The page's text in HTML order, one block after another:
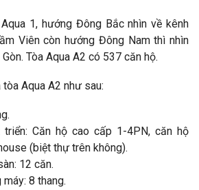
1, hướng Đông Bắc nhìn về kênh
Viên còn hướng Đông Nam thì nhìn
Tòa Aqua A2 có 537 căn hộ.
Aqua A2 như sau:
triển: Căn hộ cao cấp 1-4PN, căn hộ
(biệt thự trên không).
12 căn.
8 thang.